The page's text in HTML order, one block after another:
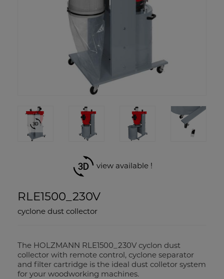
view available !
RLE1500_230V
cyclone dust collector
The HOLZMANN RLE1500_230V cyclon dust
collector with remote control, cyclone separator
and filter cartridge is the ideal dust colletor system
for your woodworking machines.